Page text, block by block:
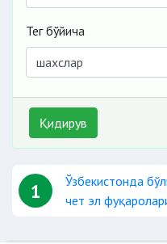
Тег бўйича
Қидирув
1
Ўзбекистонда
чет эл